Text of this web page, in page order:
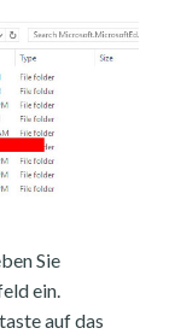
Sie
ein.
auf das